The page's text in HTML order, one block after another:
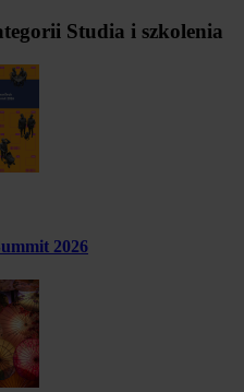
Studia i szkolenia
2026